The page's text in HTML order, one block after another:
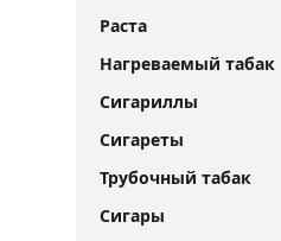
Раста
Нагреваемый табак
Сигариллы
Сигареты
Трубочный табак
Сигары